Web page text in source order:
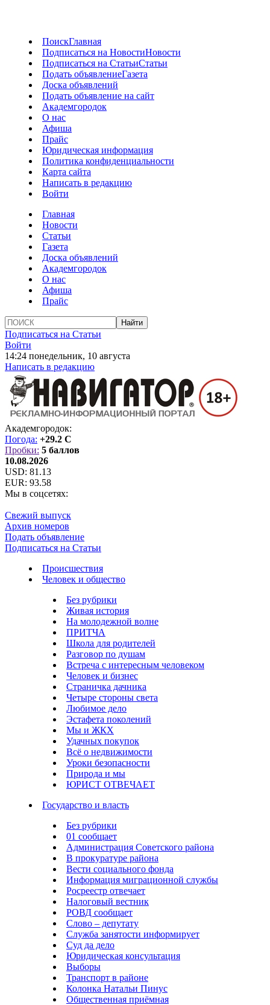
ПоискГлавная
Подписаться на НовостиНовости
Подписаться на СтатьиСтатьи
Подать объявлениеГазета
Доска объявлений
Подать объявление на сайт
Академгородок
О нас
Афиша
Прайс
Юридическая информация
Политика конфиденциальности
Карта сайта
Написать в редакцию
Войти
Главная
Новости
Статьи
Газета
Доска объявлений
Академгородок
О нас
Афиша
Прайс
Подписаться на Статьи
Войти
14:24 понедельник, 10 августа
Написать в редакцию
Академгородок:
Погода: +29.2 C
Пробки: 5 баллов
10.08.2026
USD: 81.13
EUR: 93.58
Мы в соцсетях:
Свежий выпуск
Архив номеров
Подать объявление
Подписаться на Статьи
Происшествия
Человек и общество
Без рубрики
Живая история
На молодежной волне
ПРИТЧА
Школа для родителей
Разговор по душам
Встреча с интересным человеком
Человек и бизнес
Страничка дачника
Четыре стороны света
Любимое дело
Эстафета поколений
Мы и ЖКХ
Удачных покупок
Всё о недвижимости
Уроки безопасности
Природа и мы
ЮРИСТ ОТВЕЧАЕТ
Государство и власть
Без рубрики
01 сообщает
Администрация Советского района
В прокуратуре района
Вести социального фонда
Информация миграционной службы
Росреестр отвечает
Налоговый вестник
РОВД сообщает
Слово – депутату
Служба занятости информирует
Суд да дело
Юридическая консультация
Выборы
Транспорт в районе
Колонка Натальи Пинус
Общественная приёмная